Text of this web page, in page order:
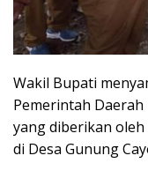
Wakil Bupati
Pemerintah
yang diberikan
di Desa Gunung